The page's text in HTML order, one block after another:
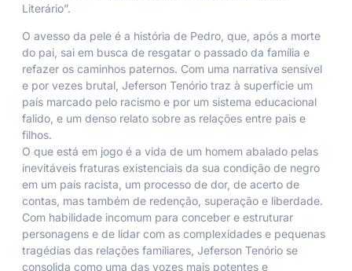
Literário”.
O avesso da pele é a história de Pedro, que, após a morte
do pai, sai em busca de resgatar o passado da família e
refazer os caminhos paternos. Com uma narrativa sensível
e por vezes brutal, Jeferson Tenório traz à superfície um
país marcado pelo racismo e por um sistema educacional
falido, e um denso relato sobre as relações entre pais e
filhos.
O que está em jogo é a vida de um homem abalado pelas
inevitáveis fraturas existenciais da sua condição de negro
em um país racista, um processo de dor, de acerto de
contas, mas também de redenção, superação e liberdade.
Com habilidade incomum para conceber e estruturar
personagens e de lidar com as complexidades e pequenas
tragédias das relações familiares, Jeferson Tenório se
consolida como uma das vozes mais potentes e